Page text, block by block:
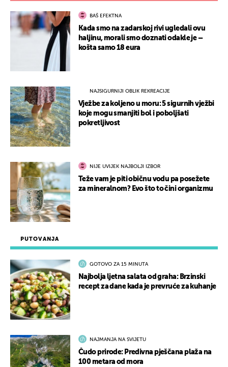
PUTOVANJA
GOTOVO ZA 15 MINUTA
Najbolja ljetna salata od graha: Brzinski
recept za dane kada je prevruće za kuhanje
NAJMANJA NA SVIJETU
Čudo prirode: Predivna pješčana plaža na
100 metara od mora
BAŠ EFEKTNA
Kada smo na zadarskoj rivi ugledali ovu
haljinu, morali smo doznati odakle je –
košta samo 18 eura
NAJSIGURNIJI OBLIK REKREACIJE
Vježbe za koljeno u moru: 5 sigurnih vježbi
koje mogu smanjiti bol i poboljšati
pokretljivost
NIJE UVIJEK NAJBOLJI IZBOR
Teže vam je piti običnu vodu pa posežete
za mineralnom? Evo što to čini organizmu